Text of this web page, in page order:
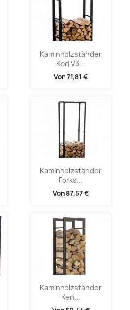
Kaminholzständer
Keri V3...
Von71,81 €
Kaminholzständer
Forks...
Von 87,57 €
Kaminholzständer
Keri...